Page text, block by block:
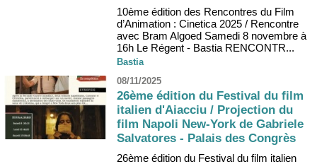
10ème édition des Rencontres du Film
d’Animation : Cinetica 2025 / Rencontre
avec Bram Algoed Samedi 8 novembre à
16h Le Régent - Bastia RENCONTR...
Bastia
08/11/2025
26ème édition du Festival du film
italien d'Aiacciu / Projection du
film Napoli New-York de Gabriele
Salvatores - Palais des Congrès
26ème édition du Festival du film italien